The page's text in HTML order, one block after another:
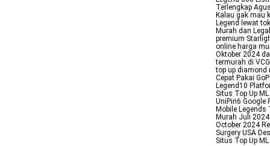
Terlengkap
Kalau gak mau
Legend lewat
Murah dan
premium
online harga
Oktober 2024
termurah di
top up diamond
Cepat Pakai
Legend10
Situs Top Up
UniPin6 Google
Mobile Legends
Murah Juli
October 2024
Surgery USA
Situs Top Up